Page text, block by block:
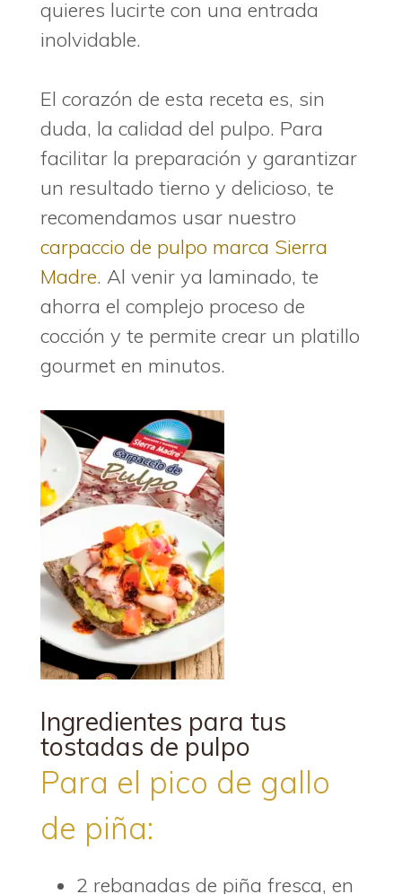
quieres lucirte con una entrada
inolvidable.
El corazón de esta receta es, sin
duda, la calidad del pulpo. Para
facilitar la preparación y garantizar
un resultado tierno y delicioso, te
recomendamos usar nuestro
carpaccio de pulpo marca Sierra
Madre. Al venir ya laminado, te
ahorra el complejo proceso de
cocción y te permite crear un platillo
gourmet en minutos.
Ingredientes para tus
tostadas de pulpo
Para el pico de gallo
de piña:
2 rebanadas de piña fresca, en